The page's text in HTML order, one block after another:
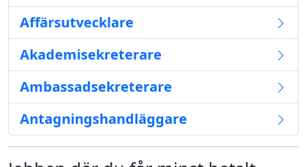
Affärsutvecklare
Akademisekreterare
Ambassadsekreterare
Antagningshandläggare